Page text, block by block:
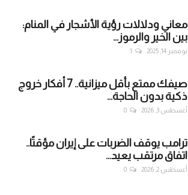
معاني ودلالات رؤية الأشجار في المنام:
بين الخير والرموز...
نوفمبر 14, 2025 1
صيفك ممتع بأقل ميزانية.. 7 أفكار خروج
ذكية بدون الحاجة...
أغسطس 3, 2026 0
ترامب يوقف الضربات على إيران مؤقتًا..
اتفاق مرتقب يعيد...
أغسطس 2, 2026 0